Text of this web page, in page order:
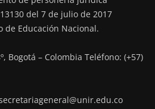
del 7 de julio de 2017
Educación Nacional.
Bogotá – Colombia Teléfono: (+57)